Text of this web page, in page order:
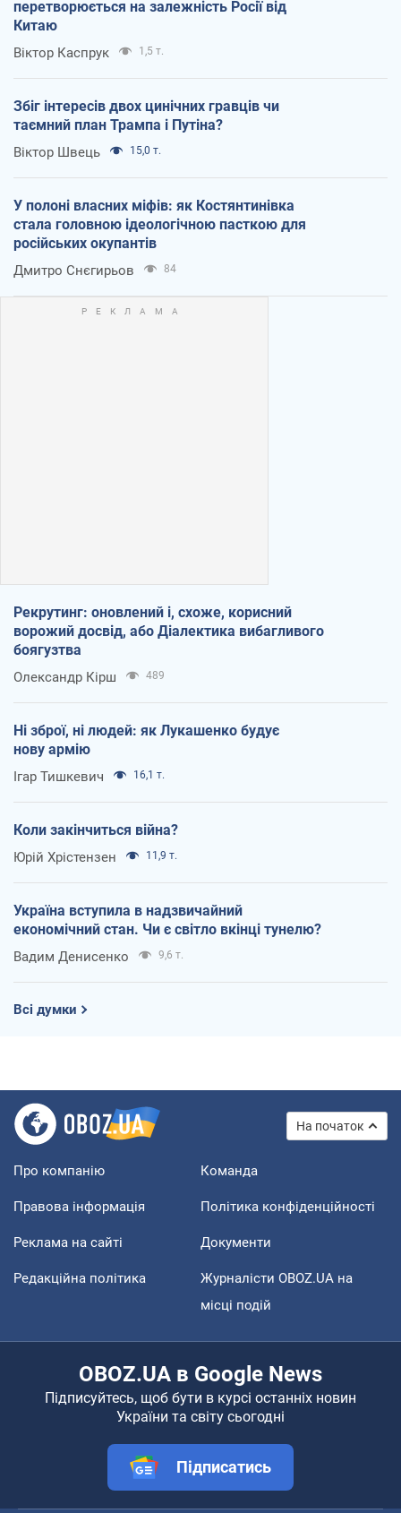
перетворюється на залежність Росії від
Китаю
Віктор Каспрук 1,5 т.
Збіг інтересів двох цинічних гравців чи
таємний план Трампа і Путіна?
Віктор Швець 15,0 т.
У полоні власних міфів: як Костянтинівка
стала головною ідеологічною пасткою для
російських окупантів
Дмитро Снєгирьов 84
Рекрутинг: оновлений і, схоже, корисний
ворожий досвід, або Діалектика вибагливого
боягузтва
Олександр Кірш 489
Ні зброї, ні людей: як Лукашенко будує
нову армію
Ігар Тишкевич 16,1 т.
Коли закінчиться війна?
Юрій Хрістензен 11,9 т.
Україна вступила в надзвичайний
економічний стан. Чи є світло вкінці тунелю?
Вадим Денисенко 9,6 т.
Всі думки
На початок
Про компанію Команда
Правова інформація Політика конфіденційності
Реклама на сайті Документи
Редакційна політика
Журналісти OBOZ.UA на
місці подій
OBOZ.UA в Google News
Підписуйтесь, щоб бути в курсі останніх новин
України та світу сьогодні
Підписатись